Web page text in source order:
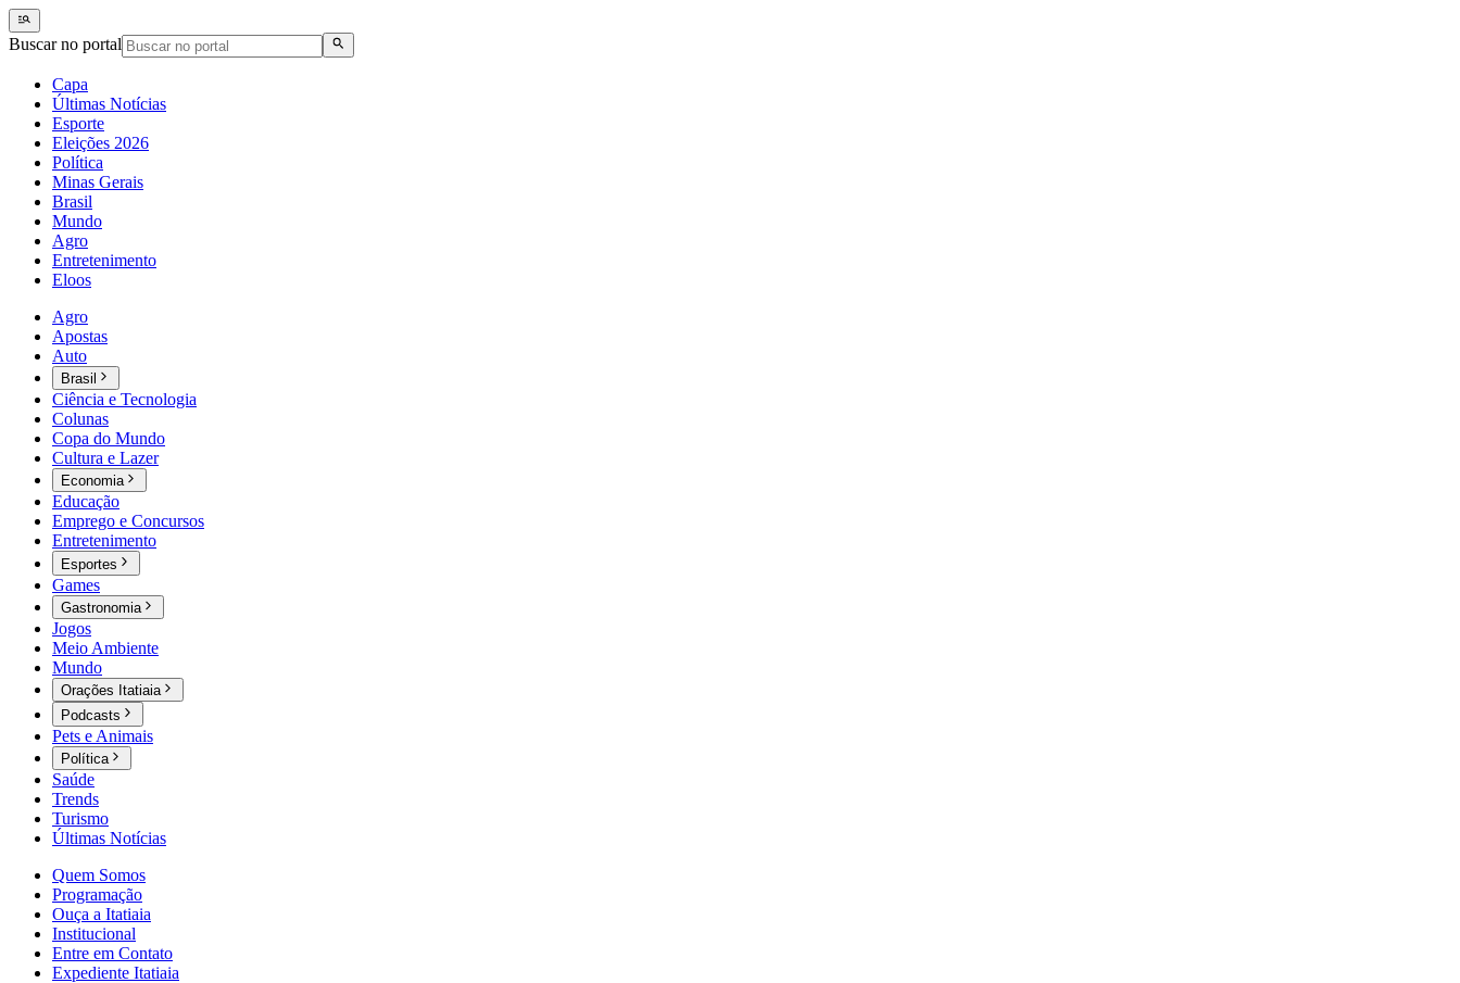
Buscar no portal
Capa
Últimas Notícias
Esporte
Eleições 2026
Política
Minas Gerais
Brasil
Mundo
Agro
Entretenimento
Eloos
Agro
Apostas
Auto
Brasil
Ciência e Tecnologia
Colunas
Copa do Mundo
Cultura e Lazer
Economia
Educação
Emprego e Concursos
Entretenimento
Esportes
Games
Gastronomia
Jogos
Meio Ambiente
Mundo
Orações Itatiaia
Podcasts
Pets e Animais
Política
Saúde
Trends
Turismo
Últimas Notícias
Quem Somos
Programação
Ouça a Itatiaia
Institucional
Entre em Contato
Expediente Itatiaia